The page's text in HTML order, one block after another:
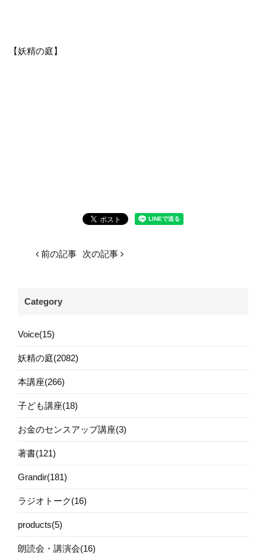
【妖精の庭】
前の記事 次の記事
Category
Voice(15)
妖精の庭(2082)
本講座(266)
子ども講座(18)
お金のセンスアップ講座(3)
著書(121)
Grandir(181)
ラジオトーク(16)
products(5)
朗読会・講演会(16)